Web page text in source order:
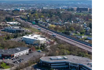
Amenities
Access to Strong